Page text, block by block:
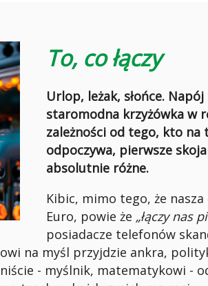
To, co łączy
Urlop, leżak, słońce.
staromodna krzyżówka w
zależności od tego, kto na
odpoczywa, pierwsze
absolutnie różne.
Kibic, mimo tego, że nasza
Euro, powie że „łączy nas
posiadacze telefonów
na myśl przyjdzie ankra,
- myślnik, matematykowi -